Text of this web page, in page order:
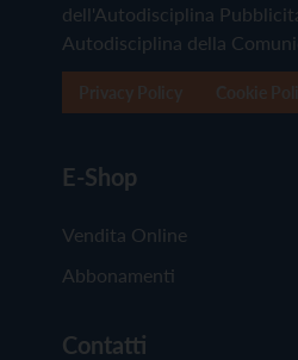
dell'Autodisciplina
Autodisciplina della
E-Shop
Vendita Online
Abbonamenti
Contatti